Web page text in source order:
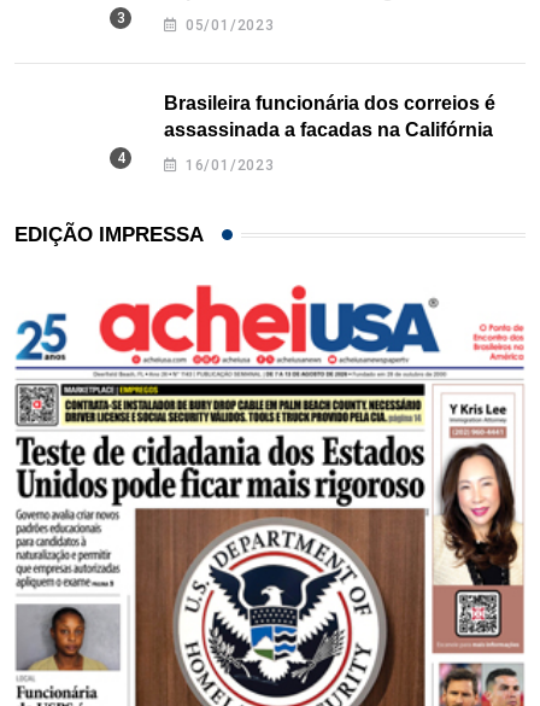
Texas
05/01/2023
Brasileira funcionária dos correios é
assassinada a facadas na Califórnia
16/01/2023
EDIÇÃO IMPRESSA